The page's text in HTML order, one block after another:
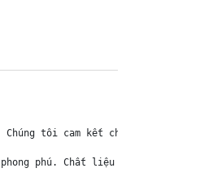
Chúng tôi cam kết chỉ bán hàng
phú. Chất liệu chính của thẻ